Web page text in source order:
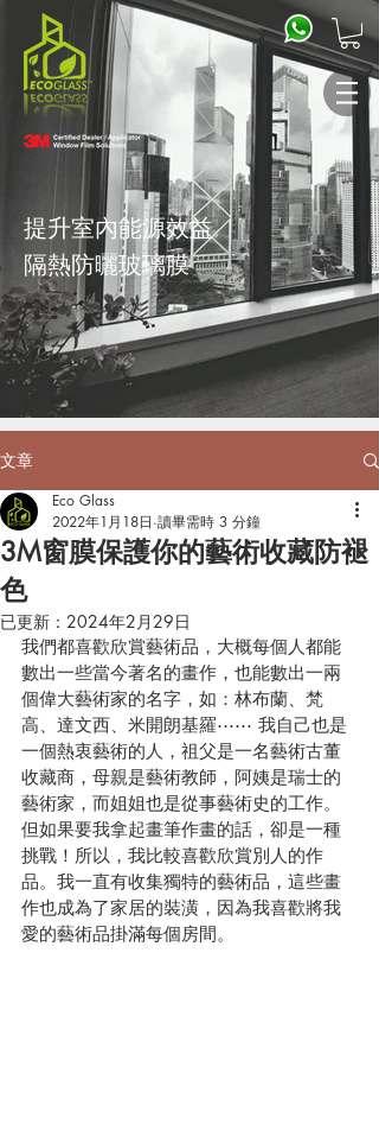
提升室內能源效益
隔熱防曬玻璃膜
文章
3M窗膜保護你的藝術收藏防褪
色
Eco Glass
2022年1月18日 讀畢需時 3 分鐘
已更新： 2024年2月29日
我們都喜歡欣賞藝術品，大概每個人都能
數出一些當今著名的畫作，也能數出一兩
個偉大藝術家的名字，如：林布蘭、梵
高、達文西、米開朗基羅⋯⋯ 我自己也是
一個熱衷藝術的人，祖父是一名藝術古董
收藏商，母親是藝術教師，阿姨是瑞士的
藝術家，而姐姐也是從事藝術史的工作。
但如果要我拿起畫筆作畫的話，卻是一種
挑戰！所以，我比較喜歡欣賞別人的作
品。我一直有收集獨特的藝術品，這些畫
作也成為了家居的裝潢，因為我喜歡將我
愛的藝術品掛滿每個房間。